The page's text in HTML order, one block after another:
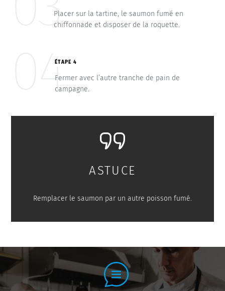
Placer sur la tartine, le saumon fumé en
chiffonnade et disposer de la roquette.
04ÉTAPE 4
Fermer avec l’autre tranche de pain de
campagne.
ASTUCE
Remplacer le saumon par un autre poisson fumé.